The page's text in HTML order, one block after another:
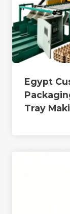
Egypt
Tray